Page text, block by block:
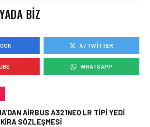
KARGO • 08 TEM 2026
TURHAN ÖZEN SAUDI
COMMERCIAL OFFICER
BIZ
X / TWITTER
WHATSAPP
AIRBUS A321NEO LR TIPI YEDI
SÖZLEŞMESI